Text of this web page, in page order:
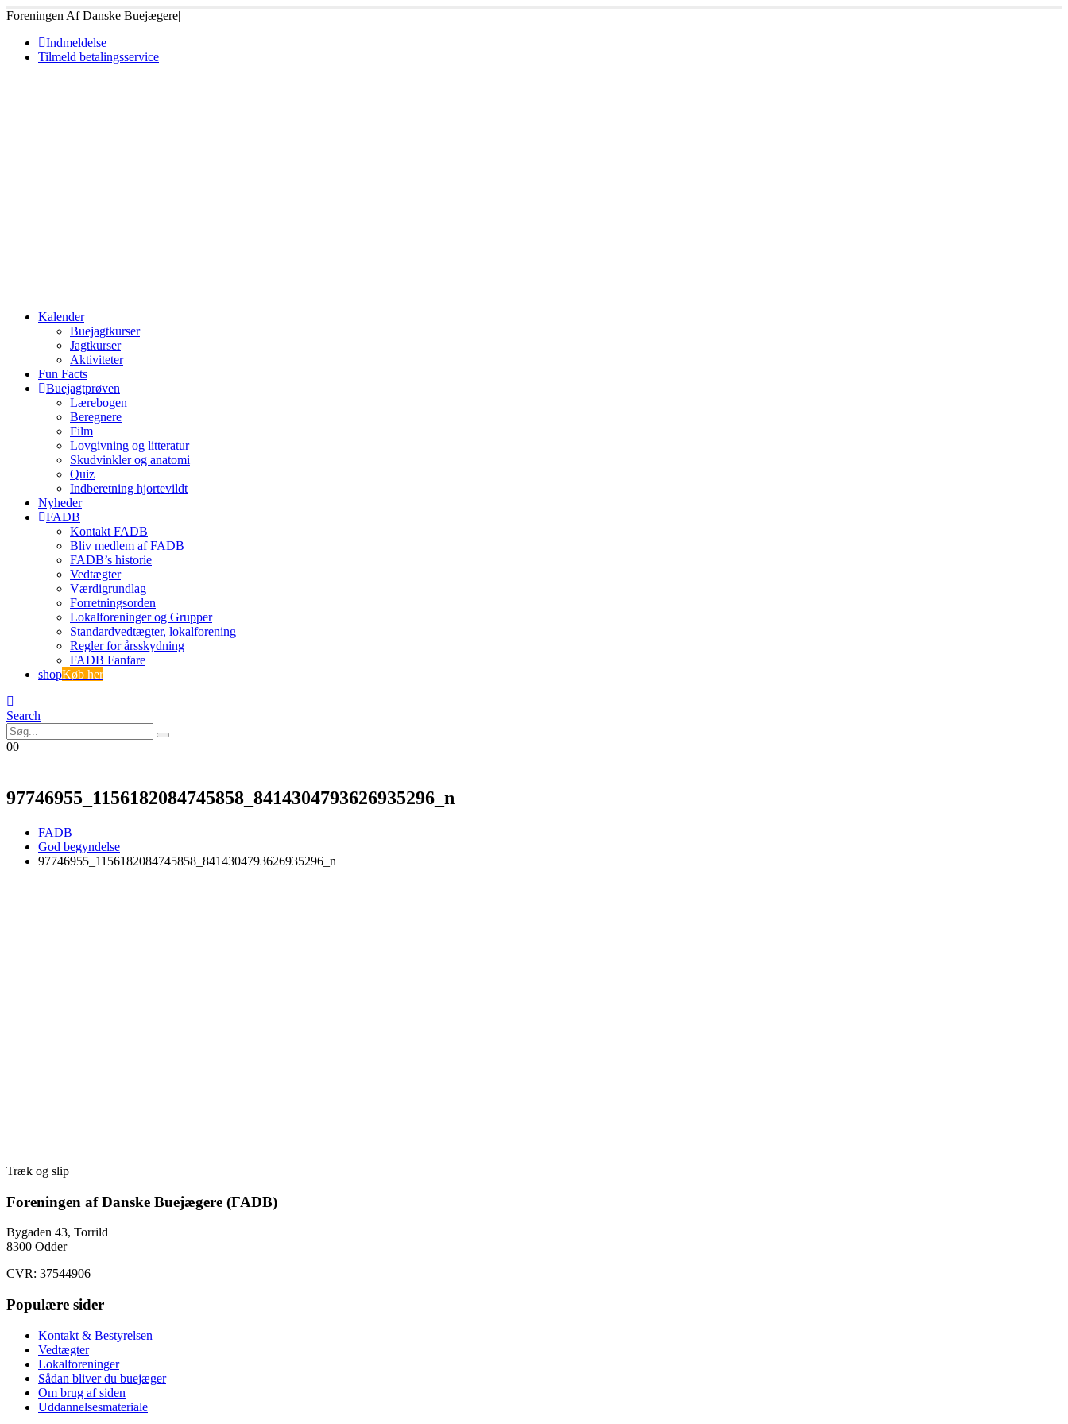
Foreningen Af Danske Buejægere|
Indmeldelse
Tilmeld betalingsservice
Kalender
Buejagtkurser
Jagtkurser
Aktiviteter
Fun Facts
Buejagtprøven
Lærebogen
Beregnere
Film
Lovgivning og litteratur
Skudvinkler og anatomi
Quiz
Indberetning hjortevildt
Nyheder
FADB
Kontakt FADB
Bliv medlem af FADB
FADB’s historie
Vedtægter
Værdigrundlag
Forretningsorden
Lokalforeninger og Grupper
Standardvedtægter, lokalforening
Regler for årsskydning
FADB Fanfare
shopKøb her
Search
00
97746955_1156182084745858_8414304793626935296_n
FADB
God begyndelse
97746955_1156182084745858_8414304793626935296_n
Træk og slip
Foreningen af Danske Buejægere (FADB)
Bygaden 43, Torrild
8300 Odder
CVR: 37544906
Populære sider
Kontakt & Bestyrelsen
Vedtægter
Lokalforeninger
Sådan bliver du buejæger
Om brug af siden
Uddannelsesmateriale